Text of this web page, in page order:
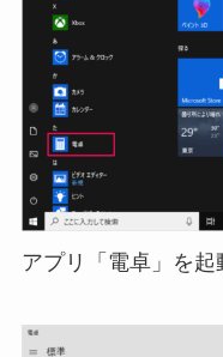
アプリ「電卓」を起